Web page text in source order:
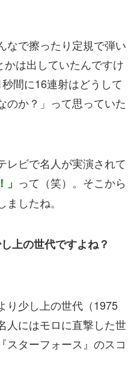
で擦ったり定規で弾い
は出していたんですけ
間に16連射はどうして
のか？」って思っていた
ビで名人が実演されて
って（笑）。そこから
したね。
上の世代ですよね？
り少し上の世代（1975
人にはモロに直撃した世
スターフォース』のスコ